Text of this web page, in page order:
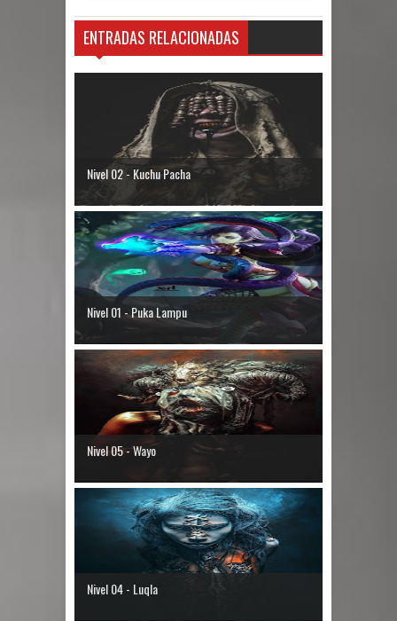
ENTRADAS RELACIONADAS
Nivel 02 - Kuchu Pacha
Nivel 01 - Puka Lampu
Nivel 05 - Wayo
Nivel 04 - Luqla